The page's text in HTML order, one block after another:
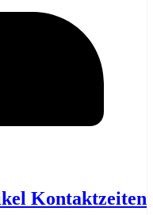
Kontaktzeiten